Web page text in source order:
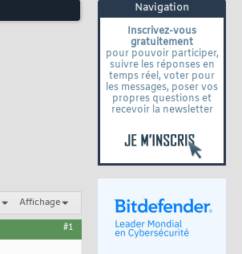
Navigation
Inscrivez-vous
gratuitement
pour pouvoir participer,
suivre les réponses en
temps réel, voter pour
les messages, poser vos
propres questions et
recevoir la newsletter
Affichage
#1